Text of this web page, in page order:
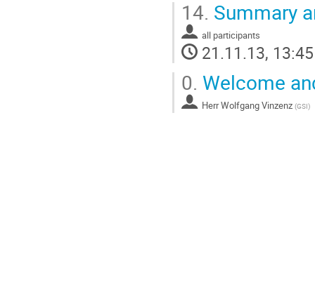
14. Summary
all participants
21.11.13, 13:45
0. Welcome
HerrWolfgang Vinzenz (GSI)